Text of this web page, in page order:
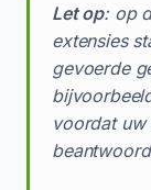
Let op: op
extensies
gevoerde
voordat uw